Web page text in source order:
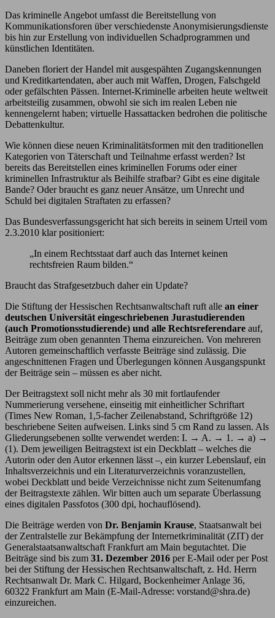
Das kriminelle Angebot umfasst die Bereitstellung von
Kommunikationsforen über verschiedenste Anonymisierungsdienste
bis hin zur Erstellung von individuellen Schadprogrammen und
künstlichen Identitäten.
Daneben floriert der Handel mit ausgespähten Zugangskennungen
und Kreditkartendaten, aber auch mit Waffen, Drogen, Falschgeld
oder gefälschten Pässen. Internet-Kriminelle arbeiten heute weltweit
arbeitsteilig zusammen, obwohl sie sich im realen Leben nie
kennengelernt haben; virtuelle Hassattacken bedrohen die politische
Debattenkultur.
Wie können diese neuen Kriminalitätsformen mit den traditionellen
Kategorien von Täterschaft und Teilnahme erfasst werden? Ist
bereits das Bereitstellen eines kriminellen Forums oder einer
kriminellen Infrastruktur als Beihilfe strafbar? Gibt es eine digitale
Bande? Oder braucht es ganz neuer Ansätze, um Unrecht und
Schuld bei digitalen Straftaten zu erfassen?
Das Bundesverfassungsgericht hat sich bereits in seinem Urteil vom
2.3.2010 klar positioniert:
„In einem Rechtsstaat darf auch das Internet keinen
rechtsfreien Raum bilden.“
Braucht das Strafgesetzbuch daher ein Update?
Die Stiftung der Hessischen Rechtsanwaltschaft ruft alle an einer
deutschen Universität eingeschriebenen Jurastudierenden
(auch Promotionsstudierende) und alle Rechtsreferendare auf,
Beiträge zum oben genannten Thema einzureichen. Von mehreren
Autoren gemeinschaftlich verfasste Beiträge sind zulässig. Die
angeschnittenen Fragen und Überlegungen können Ausgangspunkt
der Beiträge sein – müssen es aber nicht.
Der Beitragstext soll nicht mehr als 30 mit fortlaufender
Nummerierung versehene, einseitig mit einheitlicher Schriftart
(Times New Roman, 1,5-facher Zeilenabstand, Schriftgröße 12)
beschriebene Seiten aufweisen. Links sind 5 cm Rand zu lassen. Als
Gliederungsebenen sollte verwendet werden: I. → A. → 1. → a) →
(1). Dem jeweiligen Beitragstext ist ein Deckblatt – welches die
Autorin oder den Autor erkennen lässt –, ein kurzer Lebenslauf, ein
Inhaltsverzeichnis und ein Literaturverzeichnis voranzustellen,
wobei Deckblatt und beide Verzeichnisse nicht zum Seitenumfang
der Beitragstexte zählen. Wir bitten auch um separate Überlassung
eines digitalen Passfotos (300 dpi, hochauflösend).
Die Beiträge werden von Dr. Benjamin Krause, Staatsanwalt bei
der Zentralstelle zur Bekämpfung der Internetkriminalität (ZIT) der
Generalstaatsanwaltschaft Frankfurt am Main begutachtet. Die
Beiträge sind bis zum 31. Dezember 2016 per E-Mail oder per Post
bei der Stiftung der Hessischen Rechtsanwaltschaft, z. Hd. Herrn
Rechtsanwalt Dr. Mark C. Hilgard, Bockenheimer Anlage 36,
60322 Frankfurt am Main (E-Mail-Adresse: vorstand@shra.de)
einzureichen.